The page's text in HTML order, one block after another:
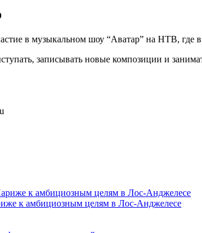
в музыкальном шоу “Аватар” на НТВ, где
записывать новые композиции и
к амбициозным целям в Лос-Анджелесе